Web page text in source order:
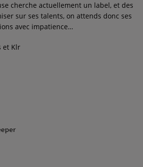
cherche actuellement un label, et des
sur ses talents, on attends donc ses
avec impatience…
et Klr